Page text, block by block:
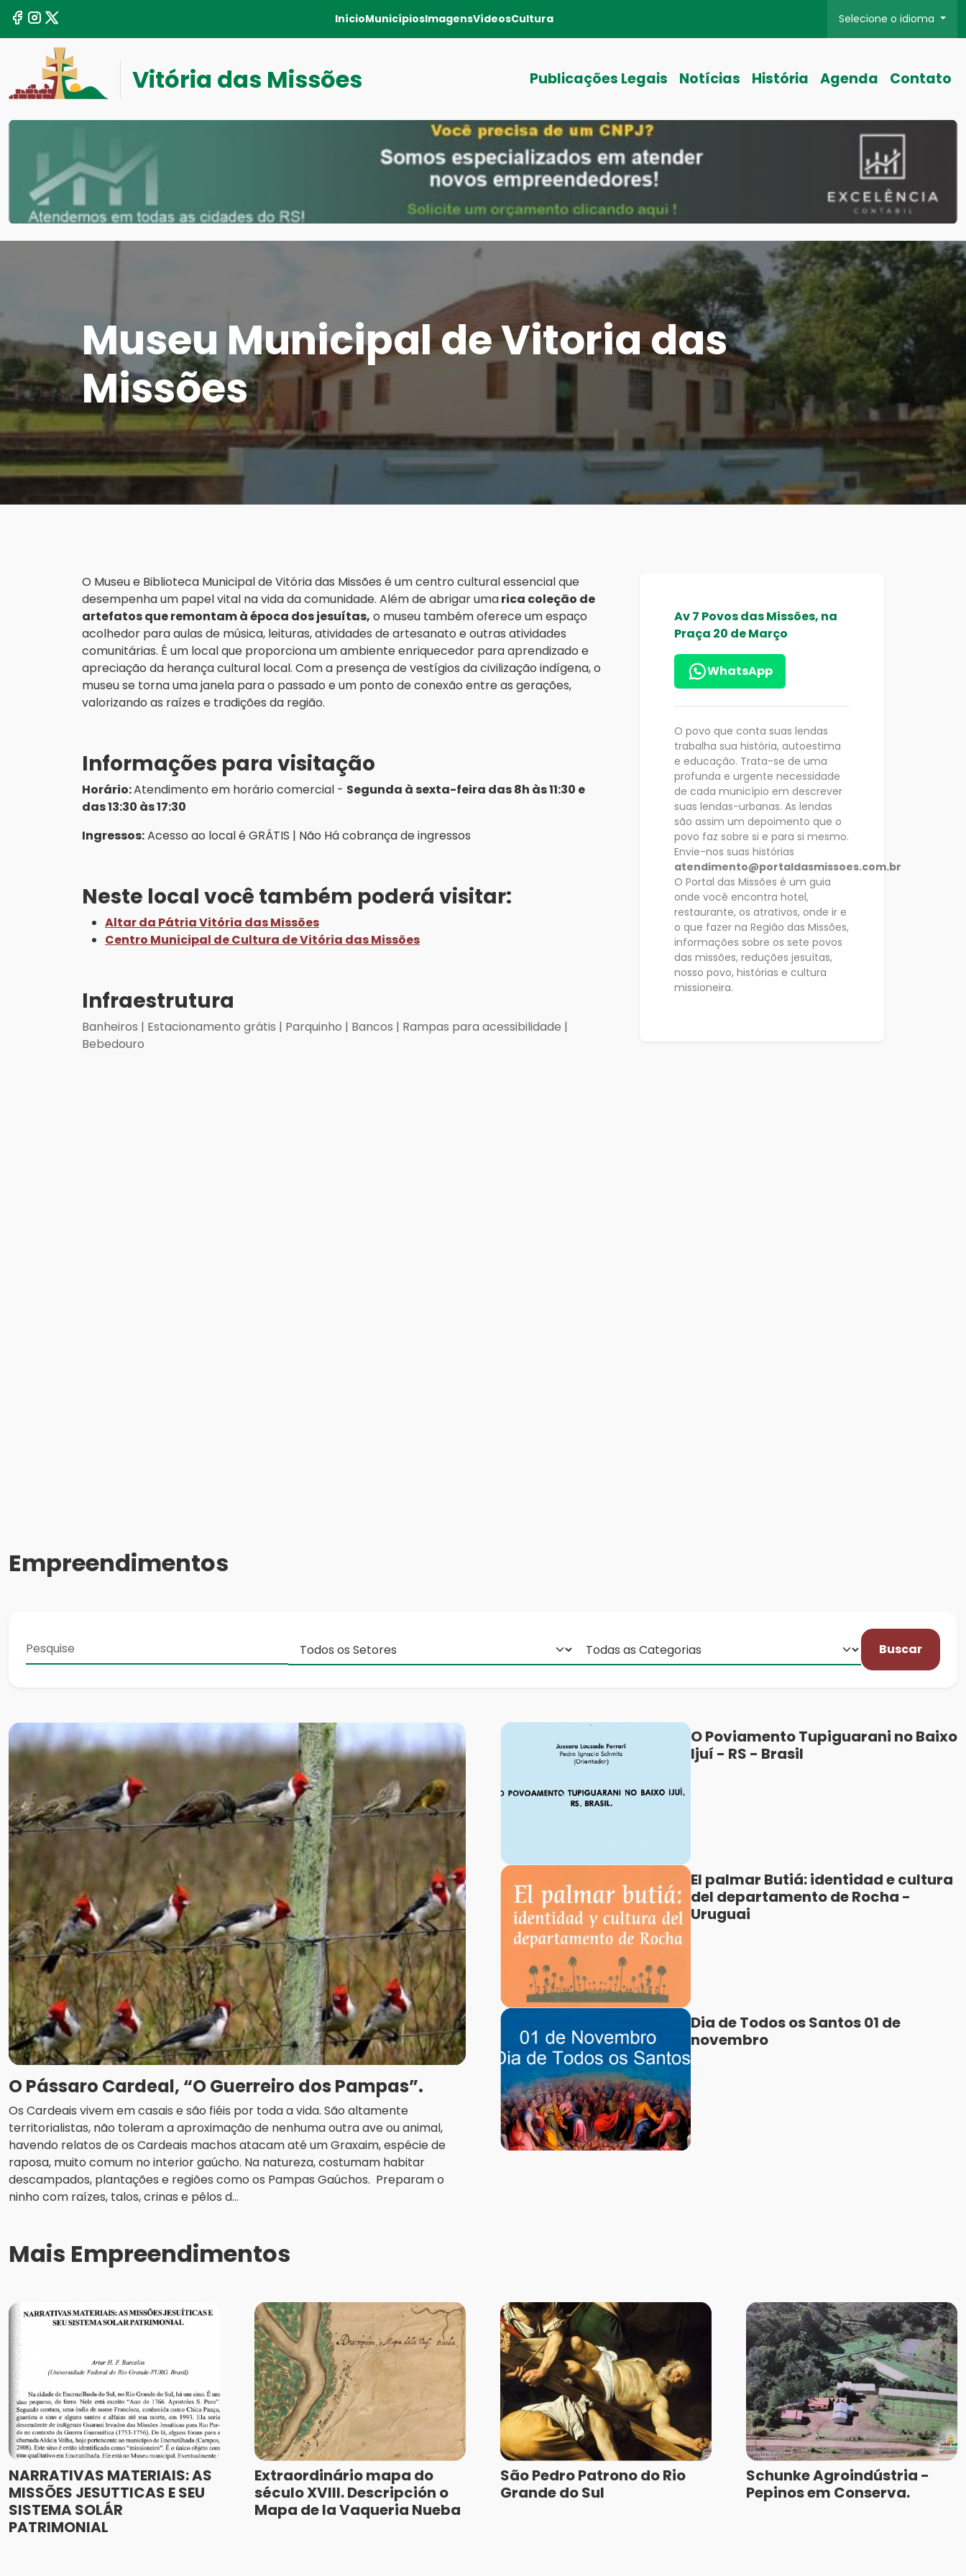
InícioMunicípiosImagensVídeosCultura Selecione o idioma
Vitória das Missões Publicações Legais Notícias História Agenda Contato
Museu Municipal de Vitoria das
Missões
O Museu e Biblioteca Municipal de Vitória das Missões é um centro cultural essencial que
desempenha um papel vital na vida da comunidade. Além de abrigar umarica coleção de
artefatos que remontam à época dos jesuítas, o museu também oferece um espaço
acolhedor para aulas de música, leituras, atividades de artesanato e outras atividades
comunitárias. É um local que proporciona um ambiente enriquecedor para aprendizado e
apreciação da herança cultural local. Com a presença de vestígios da civilização indígena, o
museu se torna uma janela para o passado e um ponto de conexão entre as gerações,
valorizando as raízes e tradições da região.
Informações para visitação
Horário:Atendimento em horário comercial - Segunda à sexta-feira das 8h às 11:30 e
das 13:30 às 17:30
Ingressos:Acesso ao local é GRÁTIS | Não Há cobrança de ingressos
Neste local você também poderá visitar:
Altar da Pátria Vitória das Missões
Centro Municipal de Cultura de Vitória das Missões
Infraestrutura
Banheiros | Estacionamento grátis | Parquinho | Bancos | Rampas para acessibilidade |
Bebedouro
Av 7 Povos das Missões, na
Praça 20 de Março
WhatsApp
O povo que conta suas lendas
trabalha sua história, autoestima
e educação. Trata-se de uma
profunda e urgente necessidade
de cada município em descrever
suas lendas-urbanas. As lendas
são assim um depoimento que o
povo faz sobre si e para si mesmo.
Envie-nos suas histórias
atendimento@portaldasmissoes.com.br
O Portal das Missões é um guia
onde você encontra hotel,
restaurante, os atrativos, onde ir e
o que fazer na Região das Missões,
informações sobre os sete povos
das missões, reduções jesuítas,
nosso povo, histórias e cultura
missioneira.
Empreendimentos
Buscar
O Pássaro Cardeal, “O Guerreiro dos Pampas”.
Os Cardeais vivem em casais e são fiéis por toda a vida. São altamente
territorialistas, não toleram a aproximação de nenhuma outra ave ou animal,
havendo relatos de os Cardeais machos atacam até um Graxaim, espécie de
raposa, muito comum no interior gaúcho. Na natureza, costumam habitar
descampados, plantações e regiões como os Pampas Gaúchos. Preparam o
ninho com raízes, talos, crinas e pêlos d...
O Poviamento Tupiguarani no Baixo
Ijuí - RS - Brasil
El palmar Butiá: identidad e cultura
del departamento de Rocha -
Uruguai
Dia de Todos os Santos 01 de
novembro
Mais Empreendimentos
NARRATIVAS MATERIAIS: AS
MISSÕES JESUTTICAS E SEU
SISTEMA SOLÁR
PATRIMONIAL
Extraordinário mapa do
século XVIII. Descripción o
Mapa de la Vaqueria Nueba
São Pedro Patrono do Rio
Grande do Sul
Schunke Agroindústria -
Pepinos em Conserva.